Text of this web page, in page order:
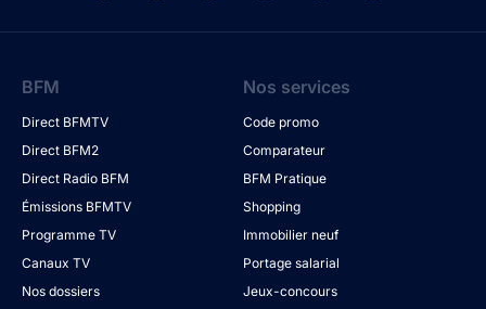
BFM
Direct BFMTV
Direct BFM2
Direct Radio BFM
Émissions BFMTV
Programme TV
Canaux TV
Nos dossiers
Nos services
Code promo
Comparateur
BFM Pratique
Shopping
Immobilier neuf
Portage salarial
Jeux-concours